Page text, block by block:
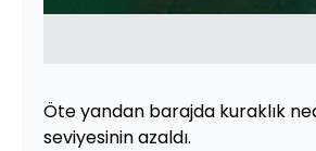
Öte yandan barajda kuraklık
seviyesinin azaldı.